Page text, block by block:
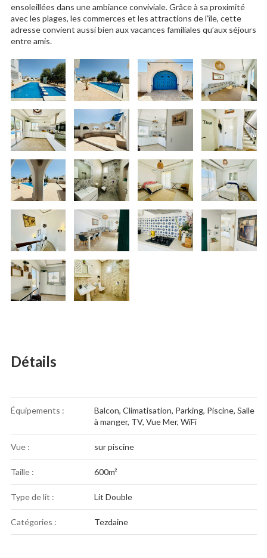
ensoleillées dans une ambiance conviviale. Grâce à sa proximité
avec les plages, les commerces et les attractions de l’île, cette
adresse convient aussi bien aux vacances familiales qu’aux séjours
entre amis.
Détails
Équipements : Balcon, Climatisation, Parking, Piscine, Salle
à manger, TV, Vue Mer, WiFi
Vue : sur piscine
Taille : 600m²
Type de lit : Lit Double
Catégories : Tezdaine